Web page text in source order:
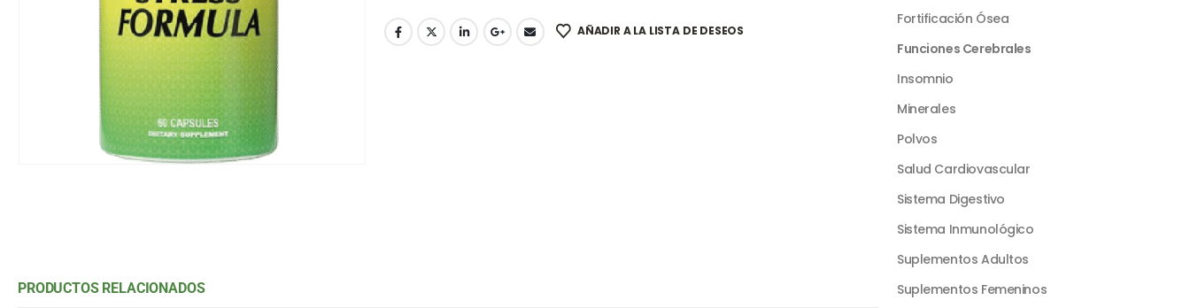
AÑADIR A LA LISTA DE DESEOS
PRODUCTOS RELACIONADOS
Fortificación Ósea
Funciones Cerebrales
Insomnio
Minerales
Polvos
Salud Cardiovascular
Sistema Digestivo
Sistema Inmunológico
Suplementos Adultos
Suplementos Femeninos